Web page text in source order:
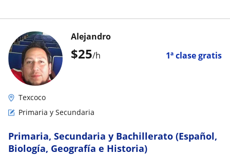
$25/h 1ª clase gratis
Alejandro
Texcoco
Primaria y Secundaria
Primaria, Secundaria y Bachillerato (Español,
Biología, Geografía e Historia)